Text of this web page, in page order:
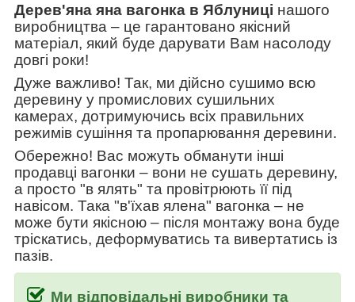
Дерев'яна яна вагонка в Яблуниці нашого
виробництва – це гарантовано якісний
матеріал, який буде дарувати Вам насолоду
довгі роки!
Дуже важливо! Так, ми дійсно сушимо всю
деревину у промислових сушильних
камерах, дотримуючись всіх правильних
режимів сушіння та пропарювання деревини.
Обережно! Вас можуть обманути інші
продавці вагонки – вони не сушать деревину,
а просто "в ялять" та провітрюють її під
навісом. Така "в'їхав ялена" вагонка – не
може бути якісною – після монтажу вона буде
тріскатись, деформуватись та вивертатись із
пазів.
Ми відповідальні виробники та